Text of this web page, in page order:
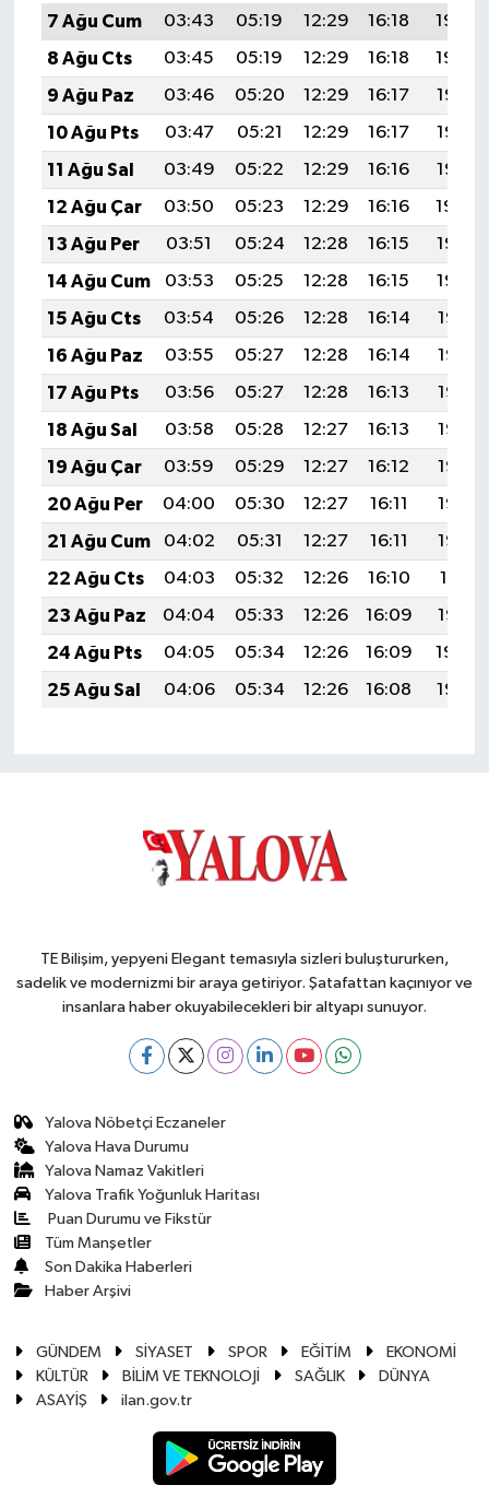
7 Ağu Cum
03:43 05:19 12:29 16:18
19:30
8 Ağu Cts
03:45 05:19 12:29 16:18
19:29
9 Ağu Paz
03:46 05:20 12:29 16:17
19:28
10 Ağu Pts
03:47 05:21 12:29 16:17
19:27
11 Ağu Sal
03:49 05:22 12:29 16:16
19:25
12 Ağu Çar
03:50 05:23 12:29 16:16
19:24
13 Ağu Per
03:51 05:24 12:28 16:15
19:23
14 Ağu Cum
03:53 05:25 12:28 16:15
19:22
15 Ağu Cts
03:54 05:26 12:28 16:14
19:21
16 Ağu Paz
03:55 05:27 12:28 16:14
19:19
17 Ağu Pts
03:56 05:27 12:28 16:13
19:18
18 Ağu Sal
03:58 05:28 12:27 16:13
19:17
19 Ağu Çar
03:59 05:29 12:27 16:12
19:15
20 Ağu Per
04:00 05:30 12:27 16:11
19:14
21 Ağu Cum
04:02 05:31 12:27 16:11
19:13
22 Ağu Cts
04:03 05:32 12:26 16:10
19:11
23 Ağu Paz
04:04 05:33 12:26 16:09
19:10
24 Ağu Pts
04:05 05:34 12:26 16:09
19:08
25 Ağu Sal
04:06 05:34 12:26 16:08 19:07
TE Bilişim, yepyeni Elegant temasıyla sizleri buluştururken,
sadelik ve modernizmi bir araya getiriyor. Şatafattan kaçınıyor ve
insanlara haber okuyabilecekleri bir altyapı sunuyor.
Yalova Nöbetçi Eczaneler
Yalova Hava Durumu
Yalova Namaz Vakitleri
Yalova Trafik Yoğunluk Haritası
Puan Durumu ve Fikstür
Tüm Manşetler
Son Dakika Haberleri
Haber Arşivi
GÜNDEM SİYASET SPOR EĞİTİM
EKONOMİ
KÜLTÜR
BİLİM VE TEKNOLOJİ SAĞLIK
DÜNYA
ASAYİŞ
ilan.gov.tr